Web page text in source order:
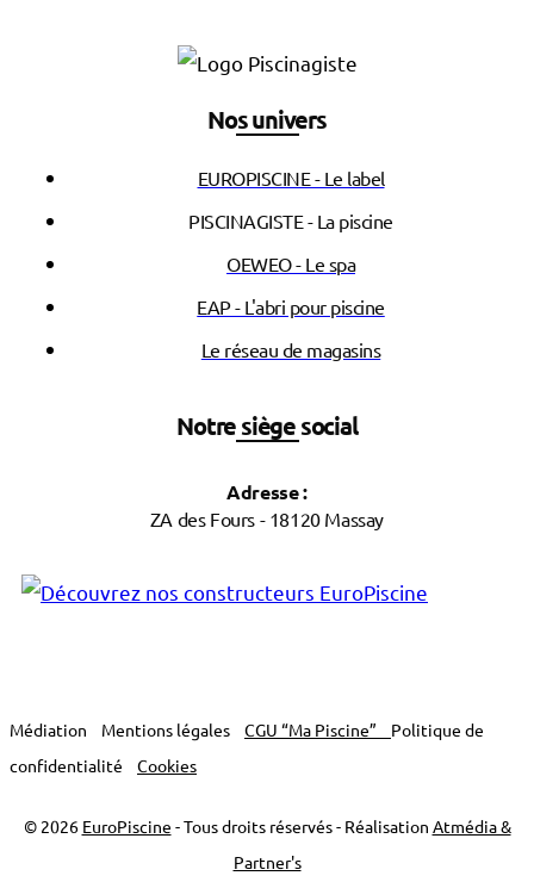
Nos univers
EUROPISCINE - Le label
PISCINAGISTE - La piscine
OEWEO - Le spa
EAP - L'abri pour piscine
Le réseau de magasins
Notre siège social
Adresse :
ZA des Fours - 18120 Massay
Médiation Mentions légales CGU “Ma Piscine” Politique de
confidentialité
Cookies
© 2026 EuroPiscine - Tous droits réservés - Réalisation Atmédia &
Partner's